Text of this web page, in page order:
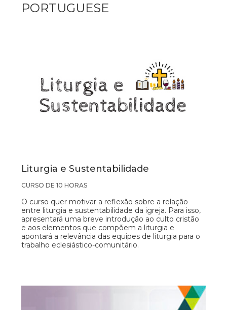
PORTUGUESE
Liturgia e Sustentabilidade
CURSO DE 10 HORAS
O curso quer motivar a reflexão sobre a relação
entre liturgia e sustentabilidade da igreja. Para isso,
apresentará uma breve introdução ao culto cristão
e aos elementos que compõem a liturgia e
apontará a relevância das equipes de liturgia para o
trabalho eclesiástico-comunitário.